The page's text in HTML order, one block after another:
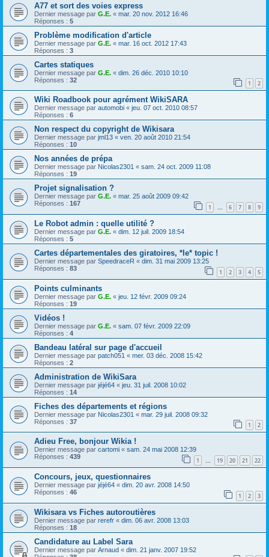
A77 et sort des voies express
Dernier message par G.E. « mar. 20 nov. 2012 16:46
Réponses : 5
Problème modification d'article
Dernier message par G.E. « mar. 16 oct. 2012 17:43
Réponses : 3
Cartes statiques
Dernier message par G.E. « dim. 26 déc. 2010 10:10
Réponses : 32 1 2
Wiki Roadbook pour agrément WikiSARA
Dernier message par automobi « jeu. 07 oct. 2010 08:57
Réponses : 6
Non respect du copyright de Wikisara
Dernier message par jml13 « ven. 20 août 2010 21:54
Réponses : 10
Nos années de prépa
Dernier message par Nicolas2301 « sam. 24 oct. 2009 11:08
Réponses : 19
Projet signalisation ?
Dernier message par G.E. « mar. 25 août 2009 09:42
Réponses : 167 1 … 6 7 8 9
Le Robot admin : quelle utilité ?
Dernier message par G.E. « dim. 12 juil. 2009 18:54
Réponses : 5
Cartes départementales des giratoires, *le* topic !
Dernier message par SpeedraceR « dim. 31 mai 2009 13:25
Réponses : 83 1 2 3 4 5
Points culminants
Dernier message par G.E. « jeu. 12 févr. 2009 09:24
Réponses : 19
Vidéos !
Dernier message par G.E. « sam. 07 févr. 2009 22:09
Réponses : 4
Bandeau latéral sur page d'accueil
Dernier message par patch051 « mer. 03 déc. 2008 15:42
Réponses : 2
Administration de WikiSara
Dernier message par jéjé64 « jeu. 31 juil. 2008 10:02
Réponses : 14
Fiches des départements et régions
Dernier message par Nicolas2301 « mar. 29 juil. 2008 09:32
Réponses : 37 1 2
Adieu Free, bonjour Wikia !
Dernier message par cartomi « sam. 24 mai 2008 12:39
Réponses : 439 1 … 19 20 21 22
Concours, jeux, questionnaires
Dernier message par jéjé64 « dim. 20 avr. 2008 14:50
Réponses : 46 1 2 3
Wikisara vs Fiches autoroutières
Dernier message par rerefr « dim. 06 avr. 2008 13:03
Réponses : 18
Candidature au Label Sara
Dernier message par Arnaud « dim. 21 janv. 2007 19:52